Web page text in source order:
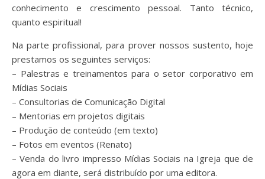
conhecimento e crescimento pessoal. Tanto técnico,
quanto espiritual!
Na parte profissional, para prover nossos sustento, hoje
prestamos os seguintes serviços:
– Palestras e treinamentos para o setor corporativo em
Mídias Sociais
– Consultorias de Comunicação Digital
– Mentorias em projetos digitais
– Produção de conteúdo (em texto)
– Fotos em eventos (Renato)
– Venda do livro impresso Mídias Sociais na Igreja que de
agora em diante, será distribuído por uma editora.